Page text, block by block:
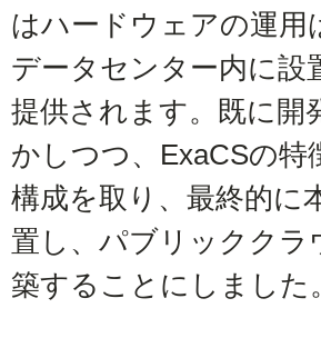
はハードウェアの運
データセンター内に
提供されます。既に開
かしつつ、ExaCSの
構成を取り、最終的に
置し、パブリッククラ
築することにしました。